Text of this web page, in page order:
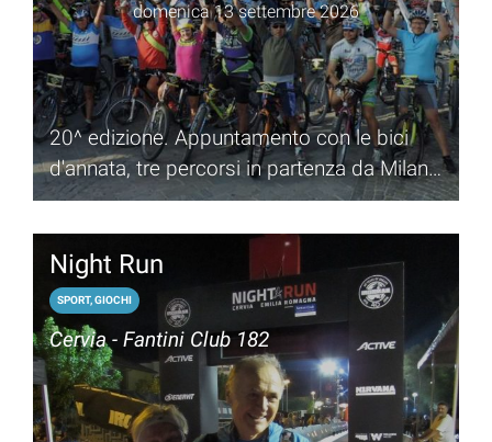
domenica 13 settembre 2026
20^ edizione. Appuntamento con le bici
d'annata, tre percorsi in partenza da Milano
Marittima
Night Run
SPORT, GIOCHI
Cervia - Fantini Club 182